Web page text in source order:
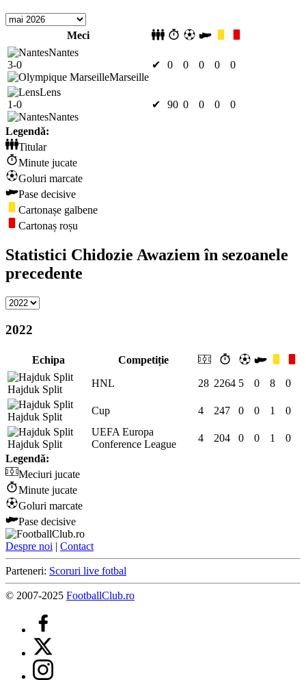
Meci
Nantes
3-0
Marseille
✔ 0 0 0 0 0
Lens
1-0
Nantes
✔ 90 0 0 0 0
Legendă:
Titular
Minute jucate
Goluri marcate
Pase decisive
Cartonașe galbene
Cartonaș roșu
Statistici Chidozie Awaziem în sezoanele
precedente
2022
Echipa Competiție
Hajduk Split
HNL 28 2264 5 0 8 0
Hajduk Split
Cup 4 247 0 0 1 0
Hajduk Split
UEFA Europa
Conference League
4 204 0 0 1
0
Legendă:
Meciuri jucate
Minute jucate
Goluri marcate
Pase decisive
Despre noi | Contact
Parteneri: Scoruri live fotbal
© 2007-2025 FootballClub.ro